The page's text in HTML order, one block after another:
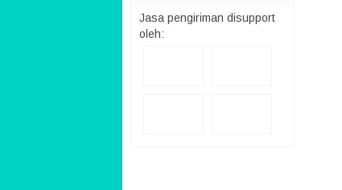
Jasa pengiriman disupport
oleh: